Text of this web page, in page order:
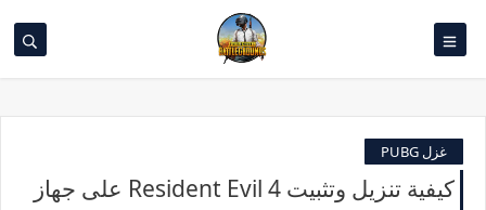
غزل PUBG
كيفية تنزيل وتثبيت Resident Evil 4 على جهاز